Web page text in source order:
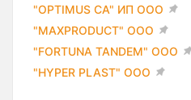
"OPTIMUS CA" ИП ООО
"MAXPRODUCT" ООО
"FORTUNA TANDEM" ООО
"HYPER PLAST" ООО